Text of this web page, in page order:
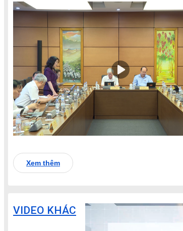
Xem thêm
VIDEO KHÁC